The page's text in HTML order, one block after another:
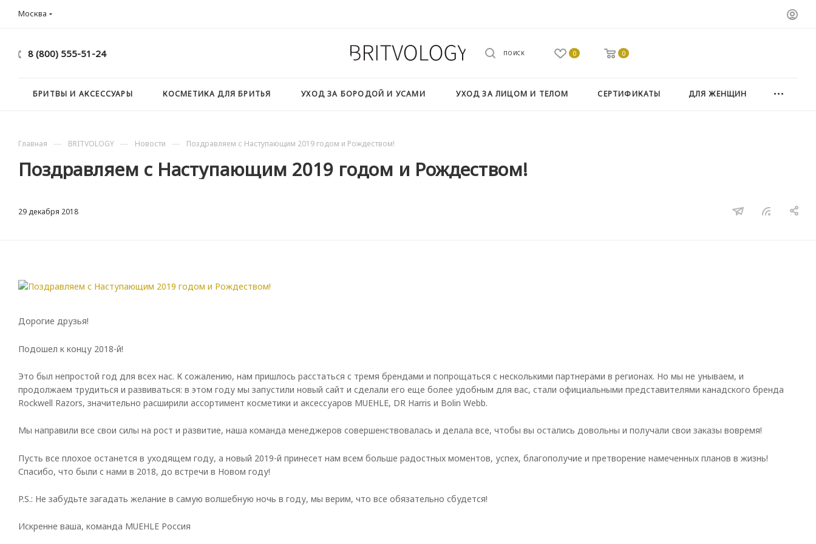
Москва
8 (800) 555-51-24 ПОИСК 0 0
БРИТВЫ И АКСЕССУАРЫ КОСМЕТИКА ДЛЯ БРИТЬЯ УХОД ЗА БОРОДОЙ И УСАМИ УХОД ЗА ЛИЦОМ И ТЕЛОМ СЕРТИФИКАТЫ ДЛЯ ЖЕНЩИН
Главная — BRITVOLOGY — Новости — Поздравляем с Наступающим 2019 годом и Рождеством!
Поздравляем с Наступающим 2019 годом и Рождеством!
29 декабря 2018
Дорогие друзья!
Подошел к концу 2018-й!
Это был непростой год для всех нас. К сожалению, нам пришлось расстаться с тремя брендами и попрощаться с несколькими партнерами в регионах. Но мы не унываем, и
продолжаем трудиться и развиваться: в этом году мы запустили новый сайт и сделали его еще более удобным для вас, стали официальными представителями канадского бренда
Rockwell Razors, значительно расширили ассортимент косметики и аксессуаров MUEHLE, DR Harris и Bolin Webb.
Мы направили все свои силы на рост и развитие, наша команда менеджеров совершенствовалась и делала все, чтобы вы остались довольны и получали свои заказы вовремя!
Пусть все плохое останется в уходящем году, а новый 2019-й принесет нам всем больше радостных моментов, успех, благополучие и претворение намеченных планов в жизнь!
Спасибо, что были с нами в 2018, до встречи в Новом году!
P.S.: Не забудьте загадать желание в самую волшебную ночь в году, мы верим, что все обязательно сбудется!
Искренне ваша, команда MUEHLE Россия